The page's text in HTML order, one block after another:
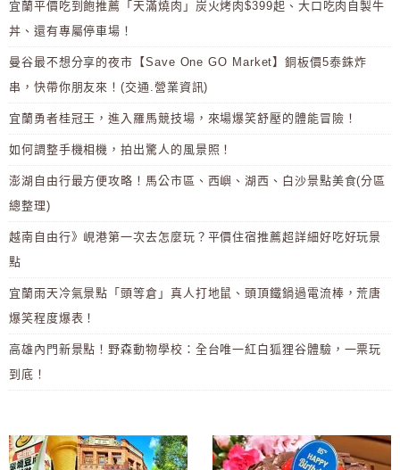
宜蘭平價吃到飽推薦「天滿燒肉」炭火烤肉$399起、大口吃肉自製牛
丼、還有專屬停車場！
曼谷最不想分享的夜市【Save One GO Market】銅板價5泰銖炸
串，快帶你朋友來！(交通.營業資訊)
宜蘭勇者桂冠王，進入羅馬競技場，來場爆笑舒壓的體能冒險！
如何調整手機相機，拍出驚人的風景照！
澎湖自由行最方便攻略！馬公市區、西嶼、湖西、白沙景點美食(分區
總整理)
越南自由行》峴港第一次去怎麼玩？平價住宿推薦超詳細好吃好玩景
點
宜蘭雨天冷氣景點「頭等倉」真人打地鼠、頭頂鐵鍋過電流棒，荒唐
爆笑程度爆表！
高雄內門新景點！野森動物學校：全台唯一紅白狐狸谷體驗，一票玩
到底！